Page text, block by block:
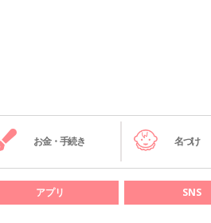
お金・手続き 名づけ
アプリ SNS